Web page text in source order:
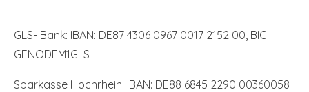
GLS- Bank: IBAN: DE87 4306 0967 0017 2152 00, BIC:
GENODEM1GLS
Sparkasse Hochrhein: IBAN: DE88 6845 2290 00360058